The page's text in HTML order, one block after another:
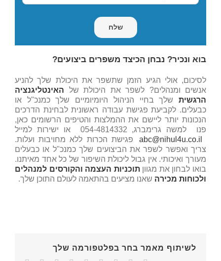
בוא ונכיר? נבחן הכיצד משפרים ביצועים?
לסיכום, אולי הגיע הזמן שתשפר את היכולת שלך להניע
אנשים ומנהלים? לשפר את היכולת של האינטליגנציה
הרגשית
שלך בחיי הניהול היומיומיים שלך כמנכ"ל או
כבעלים. לקביעת פגישת עבודה ראשונית לבחינת הדרכים
הנכונות יותר ליישם את ההמלצות והטיפים הרשומים כאן,
פנו למשה גרימברג, 054-4814332 או ישירות למייל
abc@nihul4u.co.il פגישת הכרות ללא מחויבות ועלות.
צריך ואפשר לשפר את הביצועים שלך כמנכ"ל או כבעלים
מעורך ואיכותי. אין גבול ליכולת השיפור של כל אחד מאיתנו.
בואו לבחון את מגווןתוכניות העצמה והקורסים למנהלים
ולכוחות מכירה שאנו מציעים בהתאמה לעולם התוכן שלך.
לשיתוף מאמר בחר בפלטפורמה שלך